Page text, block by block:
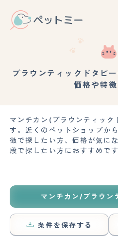
ブラウンティックドタビ
価格や特
マンチカン(ブラウンティック
す。近くのペットショップか
徴で探したい方、価格が気に
段で探したい方におすすめです
マンチカン/ブラウン
条件を保存する